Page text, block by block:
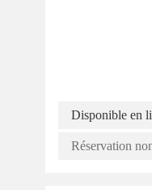
Disponible en
Réservation